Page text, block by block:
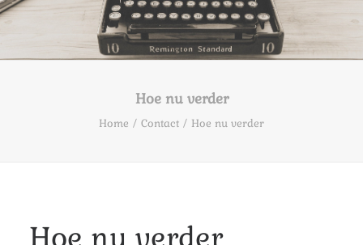
Hoe nu verder
Home Contact Hoe nu verder
Hoe nu verder